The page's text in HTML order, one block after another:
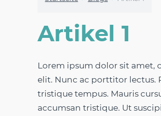
Artikel 1
Lorem ipsum dolor sit amet,
elit. Nunc ac porttitor lectus.
tristique tempus. Mauris
accumsan tristique. Ut